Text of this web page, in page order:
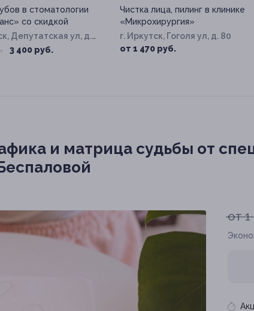
в стоматологии
со скидкой
Депутатская ул, д.
3 400 руб.
Чистка лица, пилинг в клинике
«Микрохирургия»
г. Иркутск, Гоголя ул, д. 80
от 1 470 руб.
и матрица судьбы от
от